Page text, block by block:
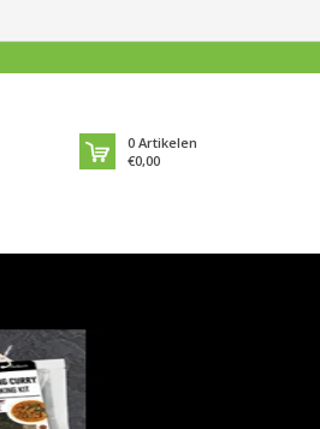
0 Artikelen
€0,00